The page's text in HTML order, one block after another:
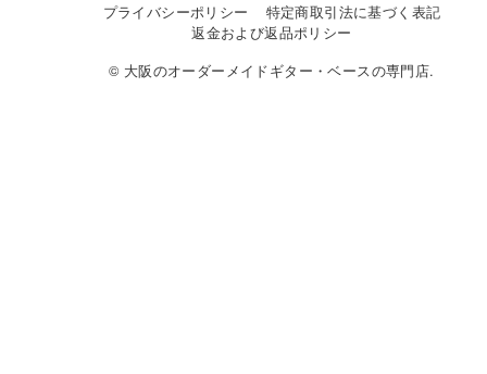
プライバシーポリシー
特定商取引法に基づく表記
返金および返品ポリシー
© 大阪のオーダーメイドギター・ベースの専門店.